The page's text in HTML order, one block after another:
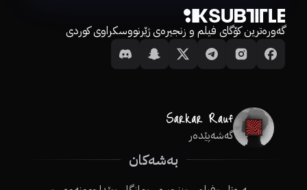
گەورەترین کۆگای فیلم و زنجیرەی ژێرنووسکراوی کوردی
گەشەپێدەر
بەشەکان